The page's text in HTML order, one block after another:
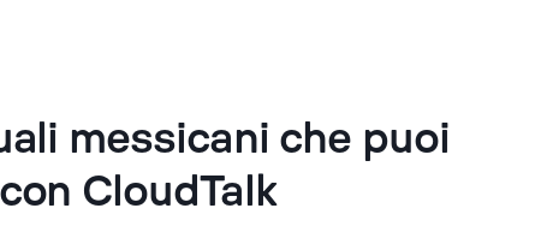
messicani che puoi
CloudTalk